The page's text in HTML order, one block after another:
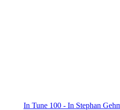
In Tune 100 - In Stephan